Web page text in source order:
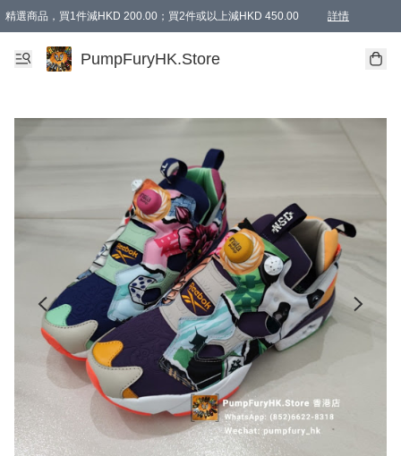
精選商品，買1件減HKD 200.00；買2件或以上減HKD 450.00 詳情
AAPE商品,會員專享9折或以上（按會員等級）AAPE products, members can
精選商品，任選買2件或以上減HKD 100.00
購物滿 HKD 800.00即享免運費優惠！（適用於 特定的送貨方式 )
PumpFuryHK.Store